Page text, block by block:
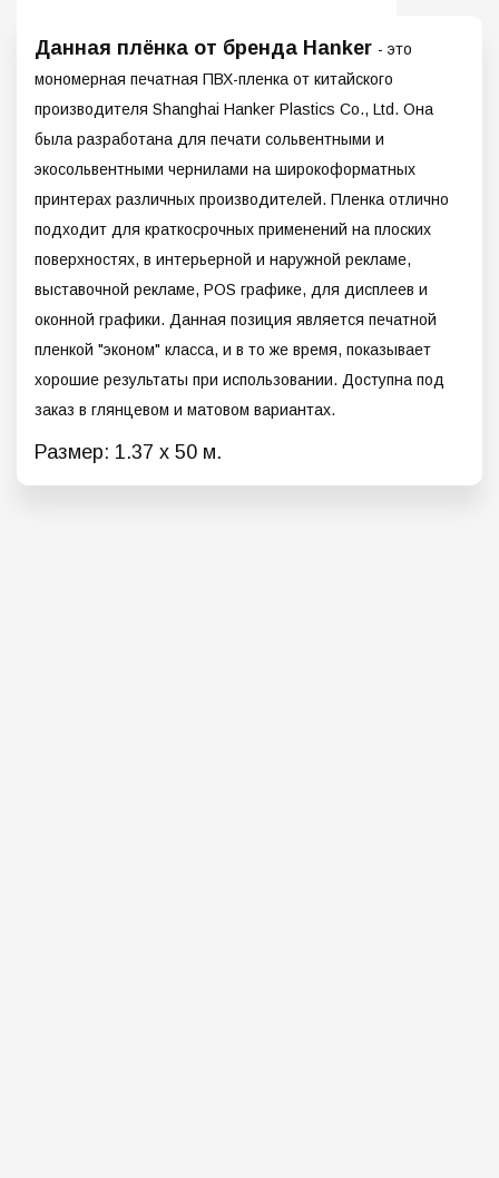
Данная плёнка от бренда Hanker - это
мономерная печатная ПВХ-пленка от китайского
производителя Shanghai Hanker Plastics Co., Ltd. Она
была разработана для печати сольвентными и
экосольвентными чернилами на широкоформатных
принтерах различных производителей. Пленка отлично
подходит для краткосрочных применений на плоских
поверхностях, в интерьерной и наружной рекламе,
выставочной рекламе, POS графике, для дисплеев и
оконной графики. Данная позиция является печатной
пленкой "эконом" класса, и в то же время, показывает
хорошие результаты при использовании. Доступна под
заказ в глянцевом и матовом вариантах.
Размер: 1.37 х 50 м.